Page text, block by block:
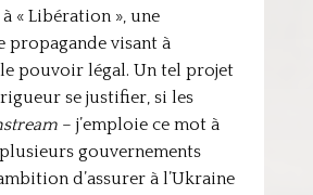
« Libération », une
propagande visant à
pouvoir légal. Un tel projet
se justifier, si les
– j’emploie ce mot à
gouvernements
d’assurer à l’Ukraine